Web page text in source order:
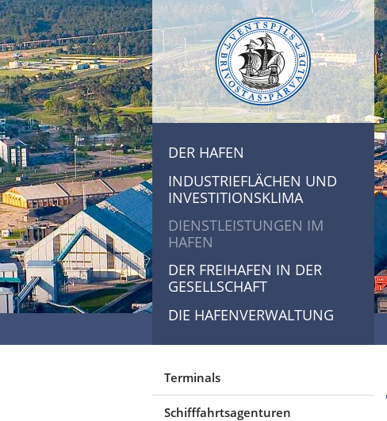
DER HAFEN
INDUSTRIEFLÄCHEN UND
INVESTITIONSKLIMA
DIENSTLEISTUNGEN IM
HAFEN
DER FREIHAFEN IN DER
GESELLSCHAFT
DIE HAFENVERWALTUNG
Terminals
Schifffahrtsagenturen